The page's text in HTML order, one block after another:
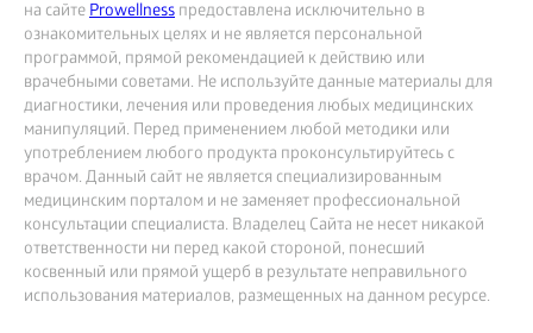
на сайтеProwellness предоставлена исключительно в
ознакомительных целях и не является персональной
программой, прямой рекомендацией к действию или
врачебными советами. Не используйте данные материалы для
диагностики, лечения или проведения любых медицинских
манипуляций. Перед применением любой методики или
употреблением любого продукта проконсультируйтесь с
врачом. Данный сайт не является специализированным
медицинским порталом и не заменяет профессиональной
консультации специалиста. Владелец Сайта не несет никакой
ответственности ни перед какой стороной, понесший
косвенный или прямой ущерб в результате неправильного
использования материалов, размещенных на данном ресурсе.